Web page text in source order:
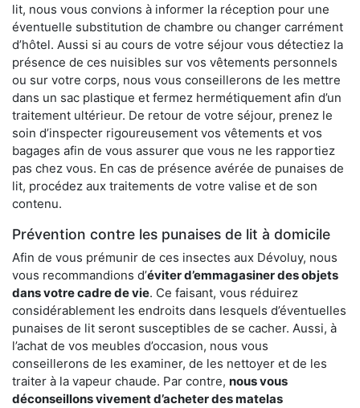
lit, nous vous convions à informer la réception pour une
éventuelle substitution de chambre ou changer carrément
d’hôtel. Aussi si au cours de votre séjour vous détectiez la
présence de ces nuisibles sur vos vêtements personnels
ou sur votre corps, nous vous conseillerons de les mettre
dans un sac plastique et fermez hermétiquement afin d’un
traitement ultérieur. De retour de votre séjour, prenez le
soin d’inspecter rigoureusement vos vêtements et vos
bagages afin de vous assurer que vous ne les rapportiez
pas chez vous. En cas de présence avérée de punaises de
lit, procédez aux traitements de votre valise et de son
contenu.
Prévention contre les punaises de lit à domicile
Afin de vous prémunir de ces insectes aux Dévoluy, nous
vous recommandions d’éviter d’emmagasiner des objets
dans votre cadre de vie. Ce faisant, vous réduirez
considérablement les endroits dans lesquels d’éventuelles
punaises de lit seront susceptibles de se cacher. Aussi, à
l’achat de vos meubles d’occasion, nous vous
conseillerons de les examiner, de les nettoyer et de les
traiter à la vapeur chaude. Par contre, nous vous
déconseillons vivement d’acheter des matelas